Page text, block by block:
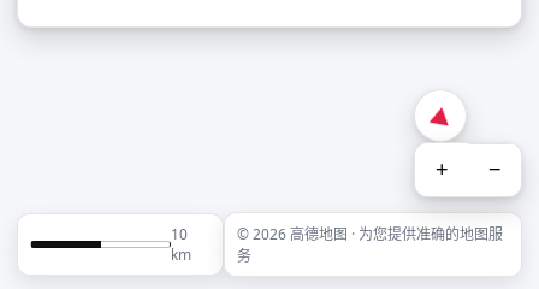
+ −
10
km
© 2026 高德地图 · 为您提供准确的地图服
务